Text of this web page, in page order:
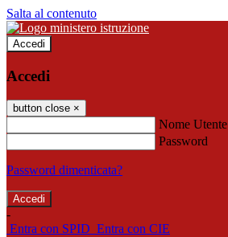
Salta al contenuto
Accedi
Accedi
button close ×
Nome Utente
Password
Password dimenticata?
-
Entra con SPID Entra con CIE